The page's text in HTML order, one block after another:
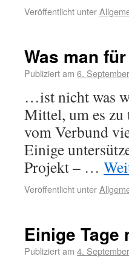
Veröffentlicht unter
Was man
Publiziert am 6.
…ist nicht was
Mittel, um es zu
vom Verbund
Einige
Projekt – …
Veröffentlicht unter
Einige Tage
Publiziert am 4.